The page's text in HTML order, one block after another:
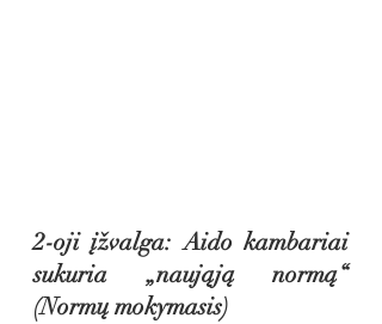
2-oji įžvalga: Aido kambariai
sukuria „naująją normą“
(Normų mokymasis)